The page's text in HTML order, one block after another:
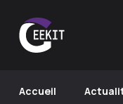
Accueil